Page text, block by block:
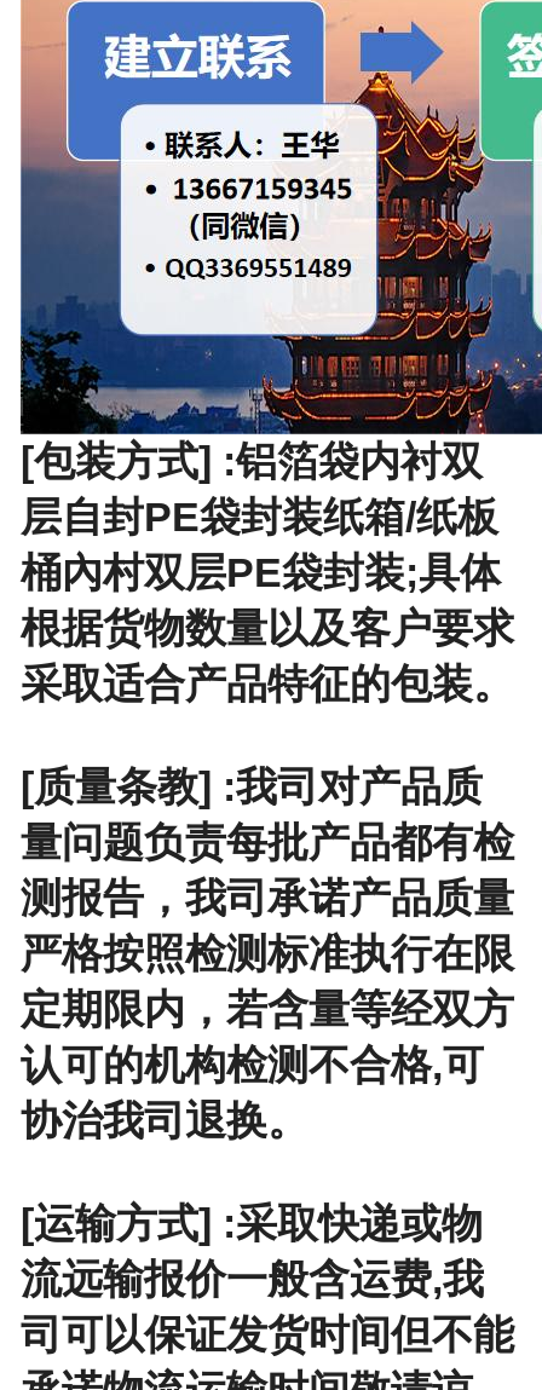
[包装方式] :铝箔袋内衬双
层自封PE袋封装纸箱/纸板
桶內村双层PE袋封装;具体
根据货物数量以及客户要求
采取适合产品特征的包装。
[质量条教] :我司对产品质
量问题负责每批产品都有检
测报告，我司承诺产品质量
严格按照检测标准执行在限
定期限内，若含量等经双方
认可的机构检测不合格,可
协治我司退换。
[运输方式] :采取快递或物
流远输报价一般含运费,我
司可以保证发货时间但不能